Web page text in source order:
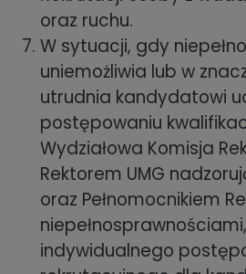
oraz ruchu.
W sytuacji, gdy
uniemożliwia lub w
utrudnia kandydatowi
postępowaniu
Wydziałowa Komisja
Rektorem UMG
oraz Pełnomocnikiem
indywidualnego